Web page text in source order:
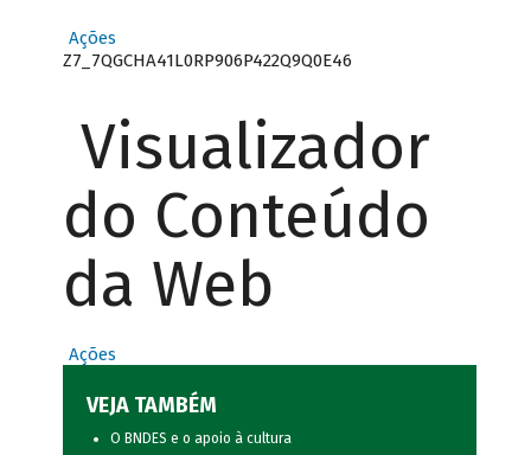
Ações
Z7_7QGCHA41L0RP906P422Q9Q0E46
Visualizador
do Conteúdo
da Web
Ações
VEJA TAMBÉM
O BNDES e o apoio à cultura